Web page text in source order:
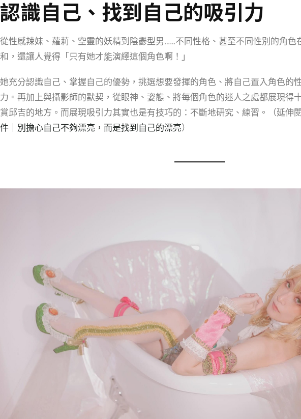
認識自己、找到自己的吸引力
從性感辣妹、蘿莉、空靈的妖精到陰鬱型男……不同性格、甚至不同性別的角色
和，還讓人覺得「只有她才能演繹這個角色啊！」
她充分認識自己、掌握自己的優勢，挑選想要發揮的角色、將自己置入角色的
力。再加上與攝影師的默契，從眼神、姿態、將每個角色的迷人之處都展現得
賞邱吉的地方。而展現吸引力其實也是有技巧的：不斷地研究、練習。（延伸
件｜別擔心自己不夠漂亮，而是找到自己的漂亮）